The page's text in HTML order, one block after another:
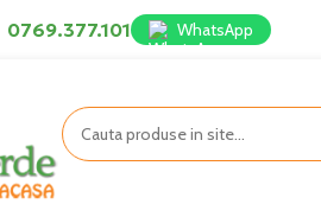
0769.377.101 WhatsApp